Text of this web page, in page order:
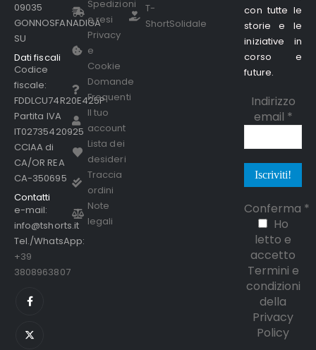
09035
GONNOSFANADIGA
SU
Dati fiscali
Codice
fiscale:
FDDLCU74R20E425P
Partita IVA
IT02735420925
CCIAA di
CA/OR REA
CA-350695
Contatti
e-mail:
info@tshorts.it
Tel./WhatsApp:
+39
3808963807
Spedizioni
e resi
Privacy
e
Cookie
Domande
Frequenti
Il tuo
account
Lista dei
desideri
Traccia
ordini
Note
legali
T-
ShortSolidale
con tutte le
storie e le
iniziative in
corso e
future.
Indirizzo
email *
Conferma *
Ho
letto e
accetto
Termini e
condizioni
della
Privacy
Policy